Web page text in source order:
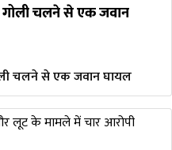
चलने से एक जवान
चलने से एक जवान घायल